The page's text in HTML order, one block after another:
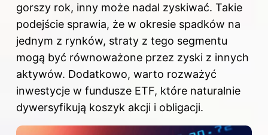
gorszy rok, inny może nadal zyskiwać. Takie
podejście sprawia, że w okresie spadków na
jednym z rynków, straty z tego segmentu
mogą być równoważone przez zyski z innych
aktywów. Dodatkowo, warto rozważyć
inwestycje w fundusze ETF, które naturalnie
dywersyfikują koszyk akcji i obligacji.